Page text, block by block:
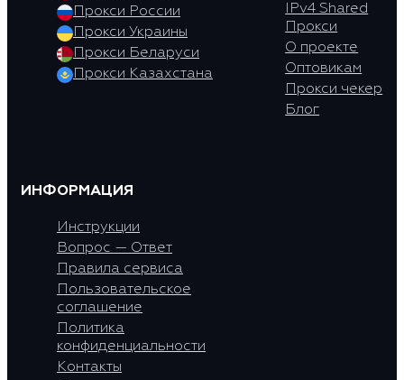
Прокси России
Прокси Украины
Прокси Беларуси
Прокси Казахстана
IPv4 Shared
Прокси
О проекте
Оптовикам
Прокси чекер
Блог
ИНФОРМАЦИЯ
Инструкции
Вопрос — Ответ
Правила сервиса
Пользовательское
соглашение
Политика
конфиденциальности
Контакты